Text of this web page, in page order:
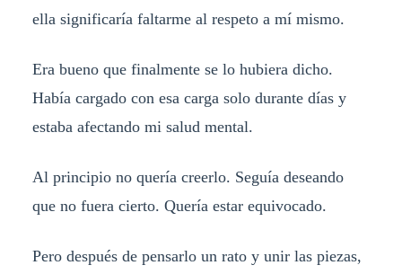
ella significaría faltarme al respeto a mí mismo.
Era bueno que finalmente se lo hubiera dicho.
Había cargado con esa carga solo durante días y
estaba afectando mi salud mental.
Al principio no quería creerlo. Seguía deseando
que no fuera cierto. Quería estar equivocado.
Pero después de pensarlo un rato y unir las piezas,